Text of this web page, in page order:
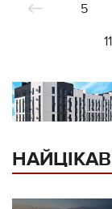
5
11